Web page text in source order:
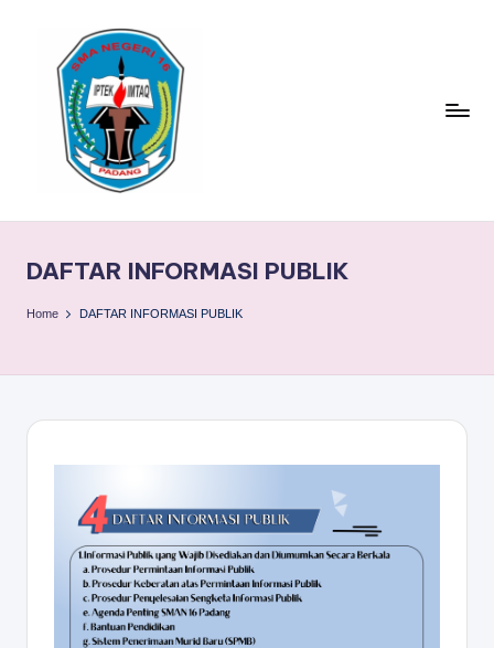
A
N
P
A
CADIAK,
LAKU)
DAFTAR INFORMASI PUBLIK
Home DAFTAR INFORMASI PUBLIK